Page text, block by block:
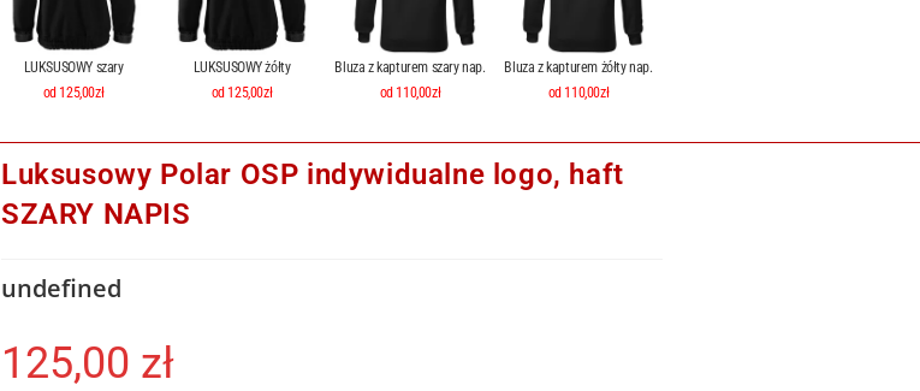
LUKSUSOWY szary
od 125,00zł
LUKSUSOWY żółty
od 125,00zł
Bluza z kapturem szary nap.
od 110,00zł
Bluza z kapturem żółty nap.
od 110,00zł
Luksusowy Polar OSP indywidualne logo, haft
SZARY NAPIS
undefined
125,00 zł